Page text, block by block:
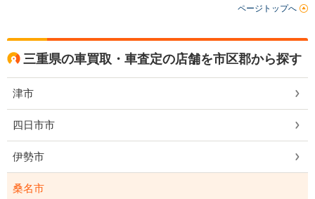
ページトップへ
三重県の車買取・車査定の店舗を市区郡から探す
津市
四日市市
伊勢市
桑名市